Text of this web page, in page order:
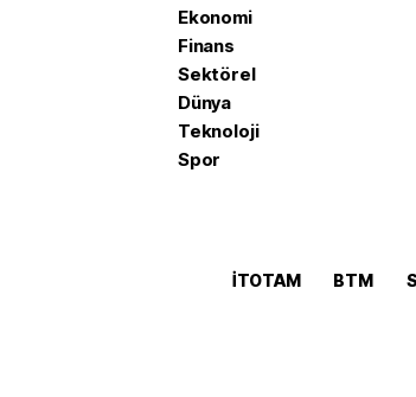
Ekonomi
Finans
Sektörel
Dünya
Teknoloji
Spor
İTOTAM BTM